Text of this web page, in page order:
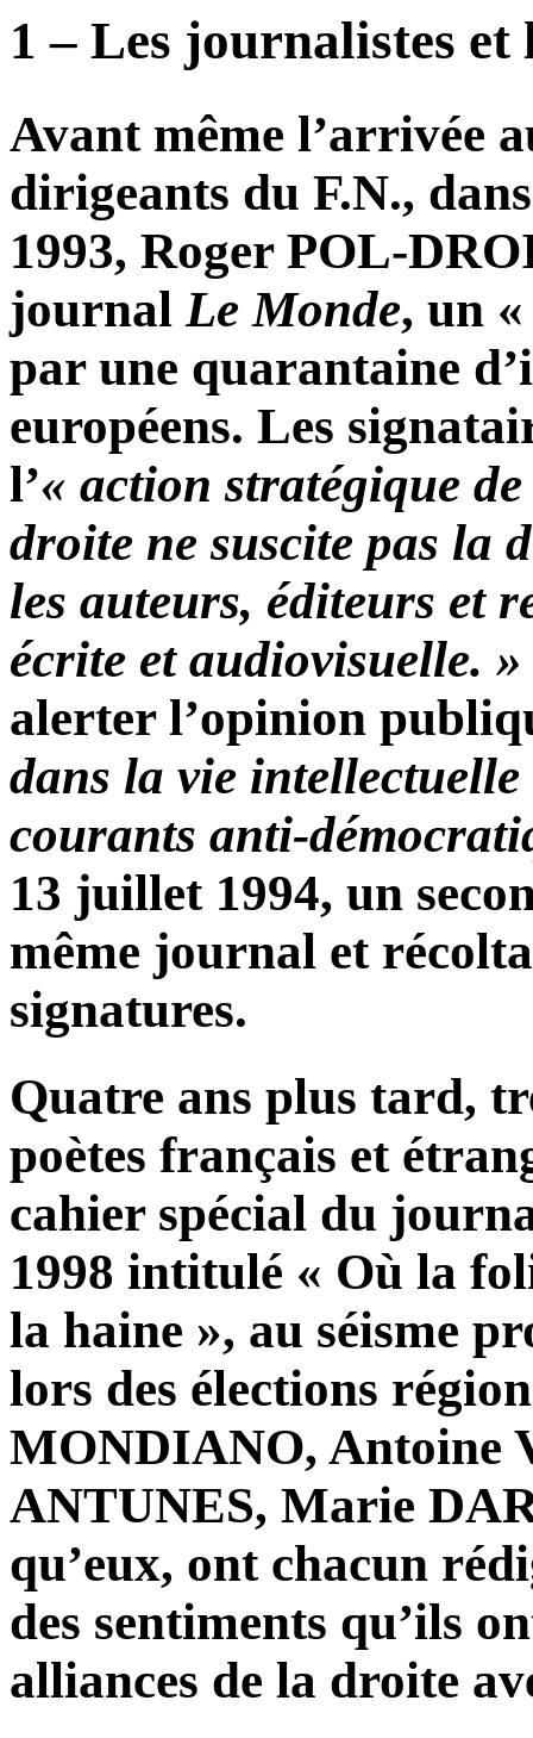
1 – Les journalistes et
Avant même l’arrivée
dirigeants du F.N.,
1993, Roger POL-
journal Le Monde, un
par une quarantaine
européens. Les
l’« action stratégique
droite ne suscite pas la
les auteurs, éditeurs et
écrite et audiovisuelle. »
alerter l’opinion
dans la vie
courants anti-
13 juillet 1994, un
même journal et
signatures.
Quatre ans plus tard,
poètes français et
cahier spécial du
1998 intitulé « Où la
la haine », au séisme
lors des élections
MONDIANO, Antoine
ANTUNES, Marie
qu’eux, ont chacun
des sentiments qu’ils
alliances de la droite